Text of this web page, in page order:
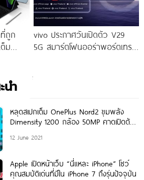
ถูก
ม
vivo ประกาศวันเปิดตัว V29
5G สมาร์ตโฟนออร่าพอร์ตเทร
นำ
หลุดสเปกเต็ม OnePlus Nord2 ขุมพลัง
Dimensity 1200 กล้อง 50MP คาดเปิดตัว
12 June 2021
Apple เปิดหน้าเว็บ “นี่แหละ iPhone” โชว์
คุณสมบัติเด่นที่มีใน iPhone 7 ถึงรุ่นปัจจุบัน